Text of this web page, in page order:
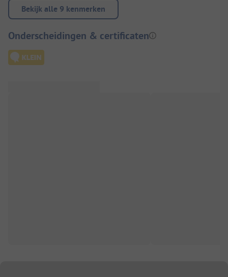
Bekijk alle 9 kenmerken
Onderscheidingen & certificaten